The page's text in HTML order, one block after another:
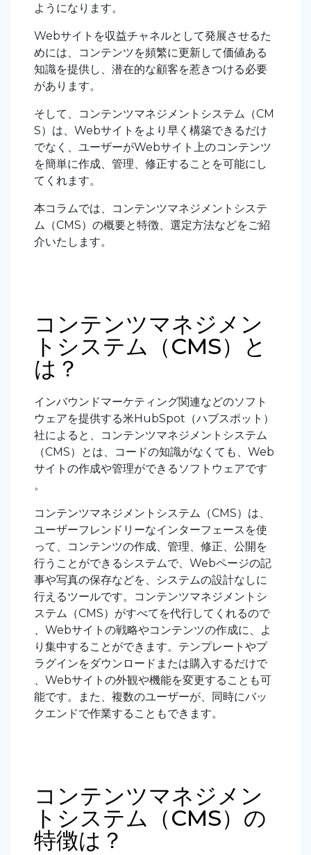
ようになります。
Webサイトを収益チャネルとして発展させるた
めには、コンテンツを頻繁に更新して価値ある
知識を提供し、潜在的な顧客を惹きつける必要
があります。
そして、コンテンツマネジメントシステム（CM
S）は、Webサイトをより早く構築できるだけ
でなく、ユーザーがWebサイト上のコンテンツ
を簡単に作成、管理、修正することを可能にし
てくれます。
本コラムでは、コンテンツマネジメントシステ
ム（CMS）の概要と特徴、選定方法などをご紹
介いたします。
コンテンツマネジメン
トシステム（CMS）と
は？
インバウンドマーケティング関連などのソフト
ウェアを提供する米HubSpot（ハブスポット）
社によると、コンテンツマネジメントシステム
（CMS）とは、コードの知識がなくても、Web
サイトの作成や管理ができるソフトウェアです
。
コンテンツマネジメントシステム（CMS）は、
ユーザーフレンドリーなインターフェースを使
って、コンテンツの作成、管理、修正、公開を
行うことができるシステムで、Webページの記
事や写真の保存などを、システムの設計なしに
行えるツールです。コンテンツマネジメントシ
ステム（CMS）がすべてを代行してくれるので
、Webサイトの戦略やコンテンツの作成に、よ
り集中することができます。テンプレートやプ
ラグインをダウンロードまたは購入するだけで
、Webサイトの外観や機能を変更することも可
能です。また、複数のユーザーが、同時にバッ
クエンドで作業することもできます。
コンテンツマネジメン
トシステム（CMS）の
特徴は？